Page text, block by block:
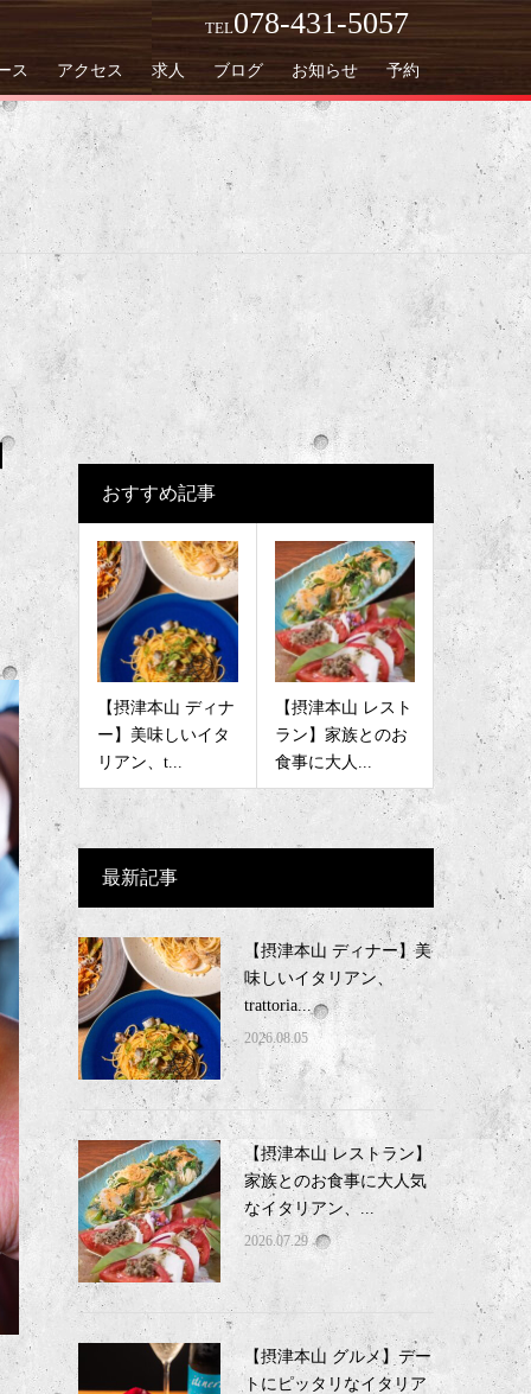
TEL078-431-5057
ス アクセス 求人 ブログ お知らせ 予約
おすすめ記事
【摂津本山 ディナ
ー】美味しいイタ
リアン、t...
【摂津本山 レスト
ラン】家族とのお
食事に大人...
最新記事
【摂津本山 ディナー】美
味しいイタリアン、
trattoria...
2026.08.05
【摂津本山 レストラン】
家族とのお食事に大人気
なイタリアン、...
2026.07.29
【摂津本山 グルメ】デー
トにピッタリなイタリア